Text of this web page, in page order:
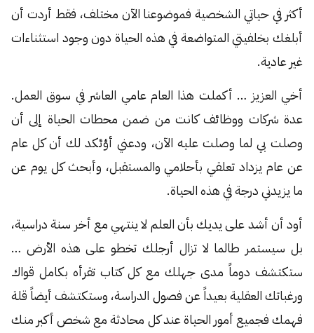
أكثر في حياتي الشخصية فموضوعنا الآن مختلف، فقط أردت أن
أبلغك بخلفيتي المتواضعة في هذه الحياة دون وجود استثناءات
غير عادية.
أخي العزيز … أكملت هذا العام عامي العاشر في سوق العمل.
عدة شركات ووظائف كانت من ضمن محطات الحياة إلى أن
وصلت بي لما وصلت عليه الآن، ودعني أؤئكد لك أن كل عام
عن عام يزداد تعلقي بأحلامي والمستقبل، وأبحث كل يوم عن
ما يزيدني درجة في هذه الحياة.
أود أن أشد على يديك بأن العلم لا ينتهي مع أخر سنة دراسية،
بل سيستمر طالما لا تزال أرجلك تخطو على هذه الأرض …
ستكتشف دوماً مدى جهلك مع كل كتاب تقرأه بكامل قواك
ورغباتك العقلية بعيداً عن فصول الدراسة، وستكتشف أيضاً قلة
فهمك فجميع أمور الحياة عند كل محادثة مع شخص أكبر منك